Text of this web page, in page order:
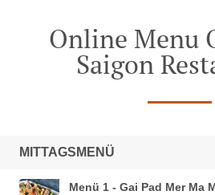
Online Menu
Saigon
MITTAGSMENÜ
Menü 1 - Gai Pad Mer Ma